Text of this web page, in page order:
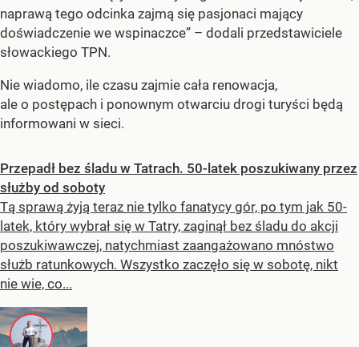
naprawą tego odcinka zajmą się pasjonaci mający
doświadczenie we wspinaczce” – dodali przedstawiciele
słowackiego TPN.
Nie wiadomo, ile czasu zajmie cała renowacja,
ale o postępach i ponownym otwarciu drogi turyści będą
informowani w sieci.
Przepadł bez śladu w Tatrach. 50-latek poszukiwany przez
służby od soboty
Tą sprawą żyją teraz nie tylko fanatycy gór, po tym jak 50-
latek, który wybrał się w Tatry, zaginął bez śladu do akcji
poszukiwawczej, natychmiast zaangażowano mnóstwo
służb ratunkowych. Wszystko zaczęło się w sobotę, nikt
nie wie, co...